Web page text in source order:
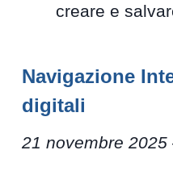
creare e
Navigazione
digitali
21 novembre 2025